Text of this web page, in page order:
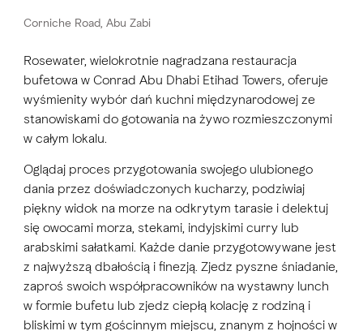
Corniche Road, Abu Zabi
Rosewater, wielokrotnie nagradzana restauracja
bufetowa w Conrad Abu Dhabi Etihad Towers, oferuje
wyśmienity wybór dań kuchni międzynarodowej ze
stanowiskami do gotowania na żywo rozmieszczonymi
w całym lokalu.
Oglądaj proces przygotowania swojego ulubionego
dania przez doświadczonych kucharzy, podziwiaj
piękny widok na morze na odkrytym tarasie i delektuj
się owocami morza, stekami, indyjskimi curry lub
arabskimi sałatkami. Każde danie przygotowywane jest
z najwyższą dbałością i finezją. Zjedz pyszne śniadanie,
zaproś swoich współpracowników na wystawny lunch
w formie bufetu lub zjedz ciepłą kolację z rodziną i
bliskimi w tym gościnnym miejscu, znanym z hojności w